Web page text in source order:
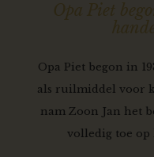
Opa Piet
Opa Piet begon in
als ruilmiddel voor
nam Zoon Jan het
volledig toe op